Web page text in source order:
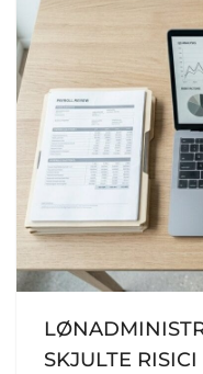
SKJULTE RISICI